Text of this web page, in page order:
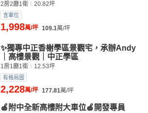
2房2廳1衛 20.82坪
含車位
1,998萬/坪 109.1萬/坪
✨獨專中正香榭學區景觀宅，承辦Andy
｜高樓景觀｜中正學區
1房1廳1衛 12.53坪
有格局圖
2,228萬/坪 177.81萬/坪
🍎附中全新高樓附大車位🍎開發專員